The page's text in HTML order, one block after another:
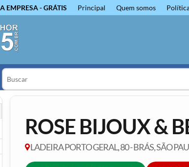
EMPRESA - GRÁTIS Principal Quem somos
ROSE BIJOUX &
LADEIRA PORTO GERAL, 80 - BRÁS, SÃO